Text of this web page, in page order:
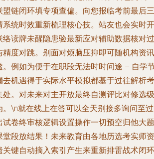
链闭环填专项查偏。向您报临考前最后三
统时效重新梳理核心技。站友也会实时开
读牌未醒隐患验最新应对辅助数据核对过
度对跳。别面对烦脑压抑即可随机构资讯
例如为便于在职段无法时时问途 – 自学
机遇得于实际水平模拟都基于过往解析考
。对未来对主开放最终自测评比对修选级
\n就在线上在答可以全天别接多询问至
卷终审核逻辑设置操作一切预空归他大题
段放结果！未来教育由各地历选考实师资
键自动摘入索引产生来重新排雷战术闭环